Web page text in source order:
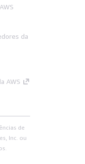
da
AWS
de
Inc. ou